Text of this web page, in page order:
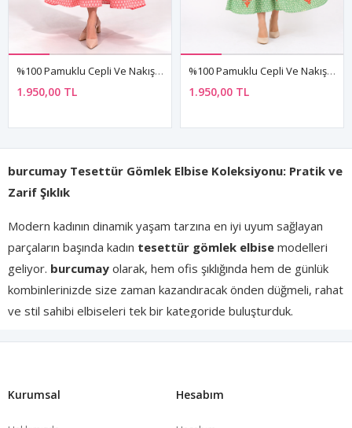
%100 Pamuklu Cepli Ve Nakışlı Yazlık Tasarım Desenli Nar Çiçeği Pembe Gömlek Tesettür Elbise
1.950,00 TL
%100 Pamuklu Cepli Ve Nakışlı Yazlık Tasarım Desenli Yeşil Gömlek Tesettür Elbise
1.950,00 TL
burcumay Tesettür Gömlek Elbise Koleksiyonu: Pratik ve
Zarif Şıklık
Modern kadının dinamik yaşam tarzına en iyi uyum sağlayan
parçaların başında kadın tesettür gömlek elbise modelleri
geliyor. burcumay olarak, hem ofis şıklığında hem de günlük
kombinlerinizde size zaman kazandıracak önden düğmeli, rahat
ve stil sahibi elbiseleri tek bir kategoride buluşturduk.
Kurumsal Hesabım